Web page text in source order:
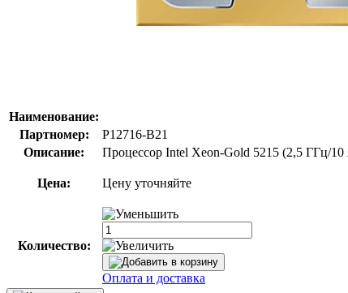
Наименование:
Партномер:
P12716-B21
Описание:
Процессор Intel Xeon-Gold 5215 (2,5 ГГц/
Цена: Цену уточняйте
Количество:
Оплата и доставка